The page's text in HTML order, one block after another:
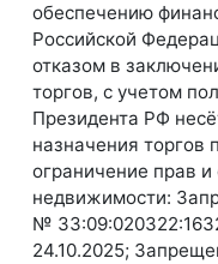
обеспечению
Российской
отказом в
торгов, с учетом
Президента РФ
назначения торгов
ограничение прав
недвижимости:
№
24.10.2025;